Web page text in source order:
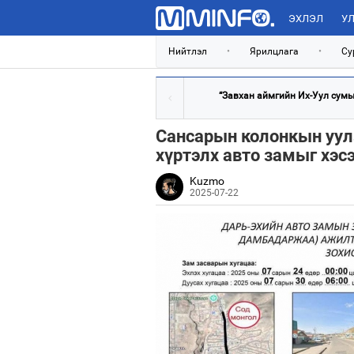
ЭХЛЭЛ
Нийтлэл • Ярилцлага •
“Завхан аймгийн Их-Уул
Сансарын колонкын
хүртэлх авто замыг
Kuzmo
2025-07-22